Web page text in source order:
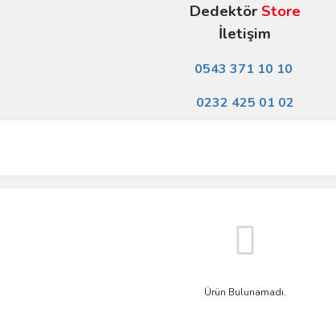
Dedektör Store
İletişim
0543 371 10 10
0232 425 01 02
Ürün Bulunamadı.